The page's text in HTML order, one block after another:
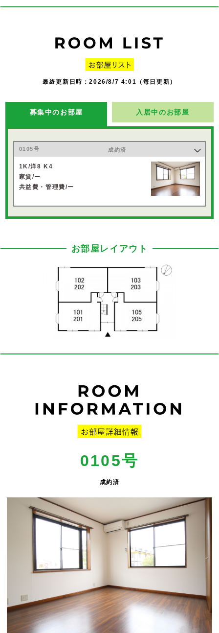
最終更新日時：2026/8/7 4:01（毎日更新）
募集中のお部屋 入居中のお部屋
0105号 成約済
1K/洋8 K4
家賃/ー
共益費・管理費/ー
お部屋レイアウト
0105号
成約済